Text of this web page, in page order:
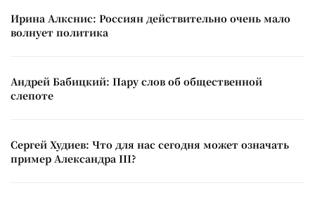
Ирина Алкснис: Россиян действительно очень мало
волнует политика
Андрей Бабицкий: Пару слов об общественной
слепоте
Сергей Худиев: Что для нас сегодня может означать
пример Александра III?